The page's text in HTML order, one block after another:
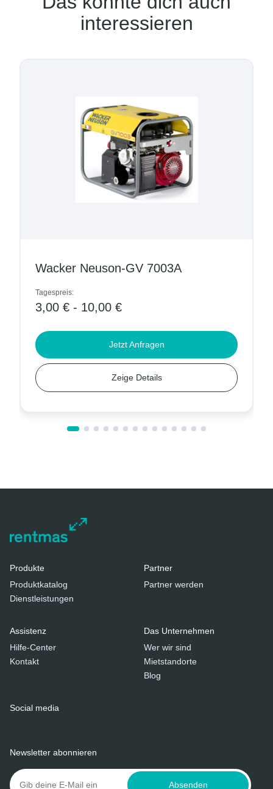
interessieren
Wacker Neuson-GV 7003A
Tagespreis:
3,00 € - 10,00 €
Zeige Details
Jetzt Anfragen
Produkte
Produktkatalog
Dienstleistungen
Partner
Partner werden
Assistenz
Hilfe-Center
Kontakt
Das Unternehmen
Wer wir sind
Mietstandorte
Blog
Social media
Newsletter abonnieren
Absenden